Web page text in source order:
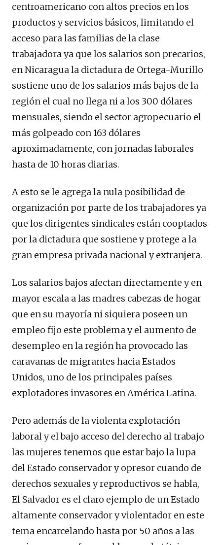
centroamericano con altos precios en los
productos y servicios básicos, limitando el
acceso para las familias de la clase
trabajadora ya que los salarios son precarios,
en Nicaragua la dictadura de Ortega-Murillo
sostiene uno de los salarios más bajos de la
región el cual no llega ni a los 300 dólares
mensuales, siendo el sector agropecuario el
más golpeado con 163 dólares
aproximadamente, con jornadas laborales
hasta de 10 horas diarias.
A esto se le agrega la nula posibilidad de
organización por parte de los trabajadores ya
que los dirigentes sindicales están cooptados
por la dictadura que sostiene y protege a la
gran empresa privada nacional y extranjera.
Los salarios bajos afectan directamente y en
mayor escala a las madres cabezas de hogar
que en su mayoría ni siquiera poseen un
empleo fijo este problema y el aumento de
desempleo en la región ha provocado las
caravanas de migrantes hacia Estados
Unidos, uno de los principales países
explotadores invasores en América Latina.
Pero además de la violenta explotación
laboral y el bajo acceso del derecho al trabajo
las mujeres tenemos que estar bajo la lupa
del Estado conservador y opresor cuando de
derechos sexuales y reproductivos se habla,
El Salvador es el claro ejemplo de un Estado
altamente conservador y violentador en este
tema encarcelando hasta por 50 años a las